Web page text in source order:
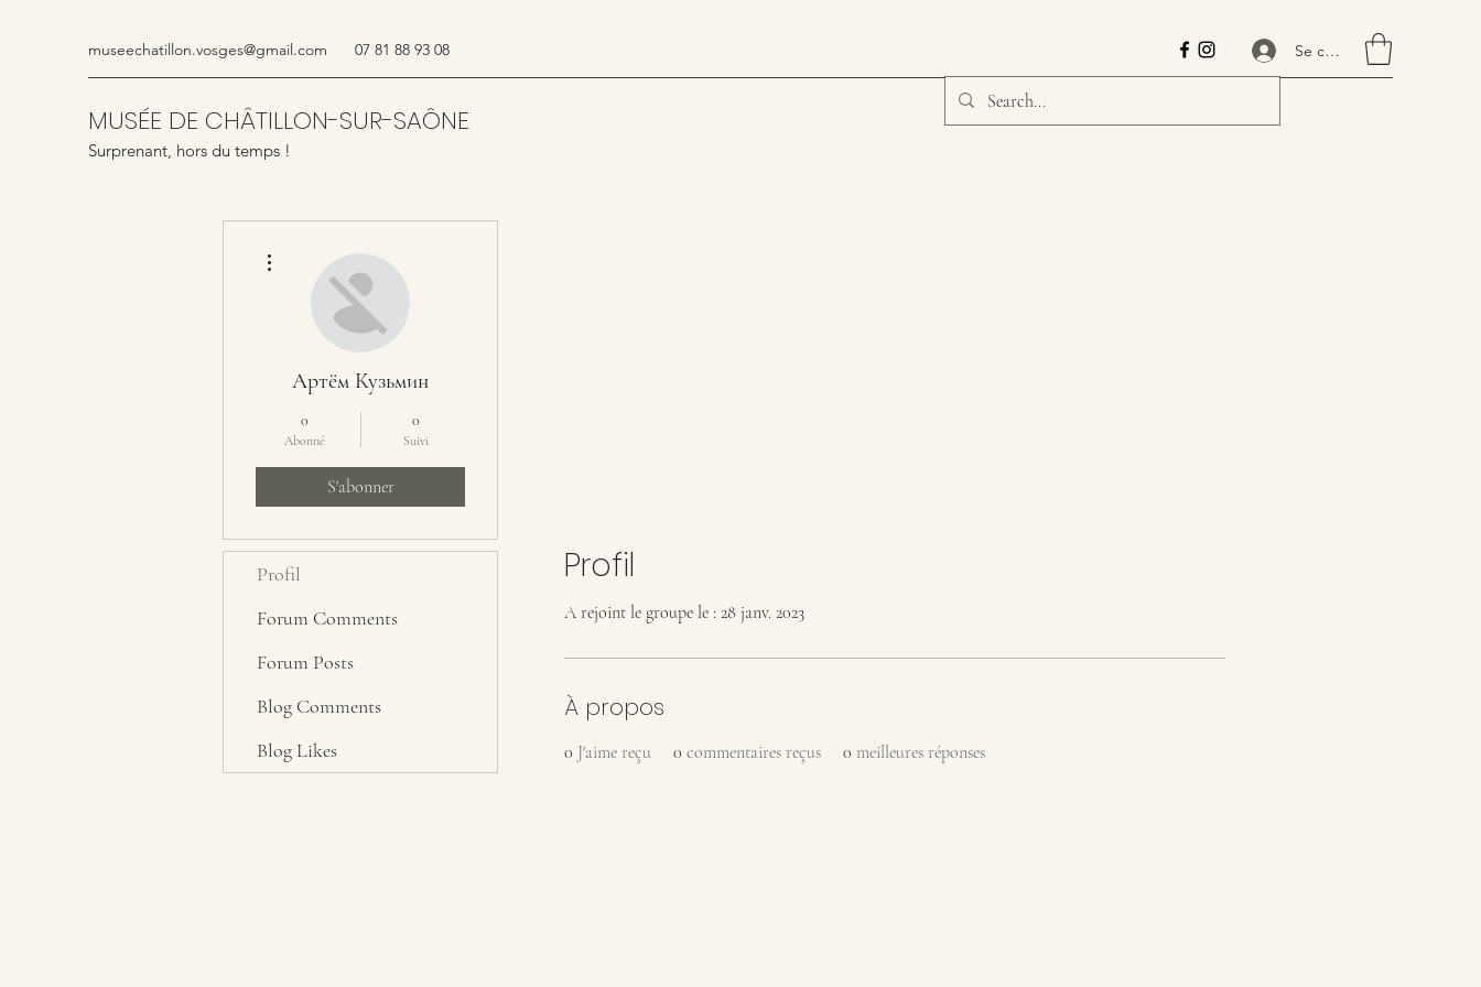
museechatillon.vosges@gmail.com 07 81 88 93 08 Se connecter
MUSÉE DE CHÂTILLON-SUR-SAÔNE
Surprenant, hors du temps !
Profil
A rejoint le groupe le : 28 janv. 2023
À propos
0 J'aime reçu 0 commentaires reçus 0 meilleures réponses
Артём Кузьмин
0
Abonné
0
Suivi
S'abonner
Profil
Forum Comments
Forum Posts
Blog Comments
Blog Likes